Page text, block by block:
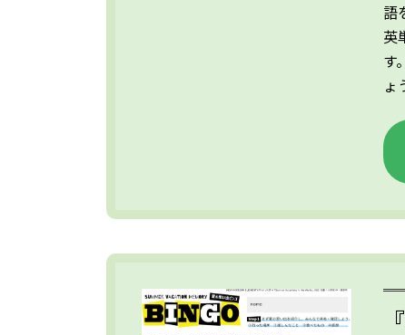
語
英
す
ょ